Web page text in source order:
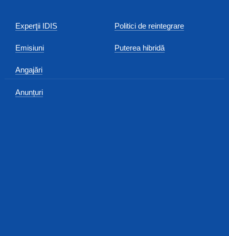
Experţii IDIS
Emisiuni
Angajări
Anunțuri
Politici de reintegrare
Puterea hibridă